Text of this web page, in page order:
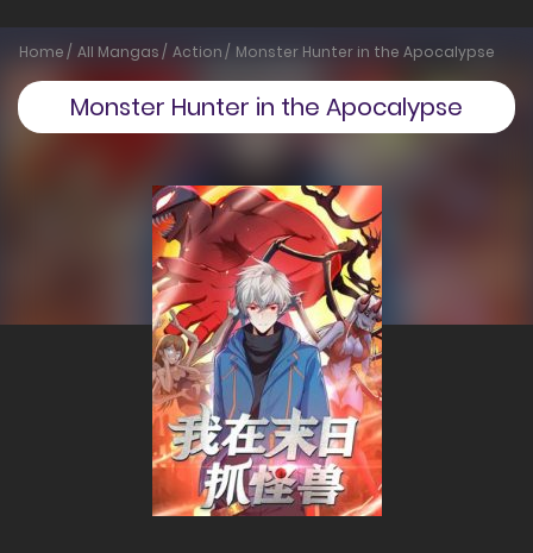
Home All Mangas Action Monster Hunter in the Apocalypse
Monster Hunter in the Apocalypse